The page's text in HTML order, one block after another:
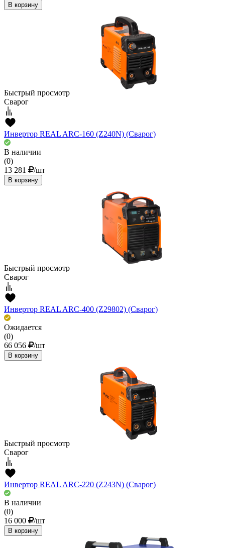
В корзину
Быстрый просмотр
Сварог
Инвертор REAL ARC-160 (Z240N) (Сварог)
В наличии
(0)
13 281
/шт
В корзину
Быстрый просмотр
Сварог
Инвертор REAL ARC-400 (Z29802) (Сварог)
Ожидается
(0)
66 056
/шт
В корзину
Быстрый просмотр
Сварог
Инвертор REAL ARC-220 (Z243N) (Сварог)
В наличии
(0)
16 000
/шт
В корзину